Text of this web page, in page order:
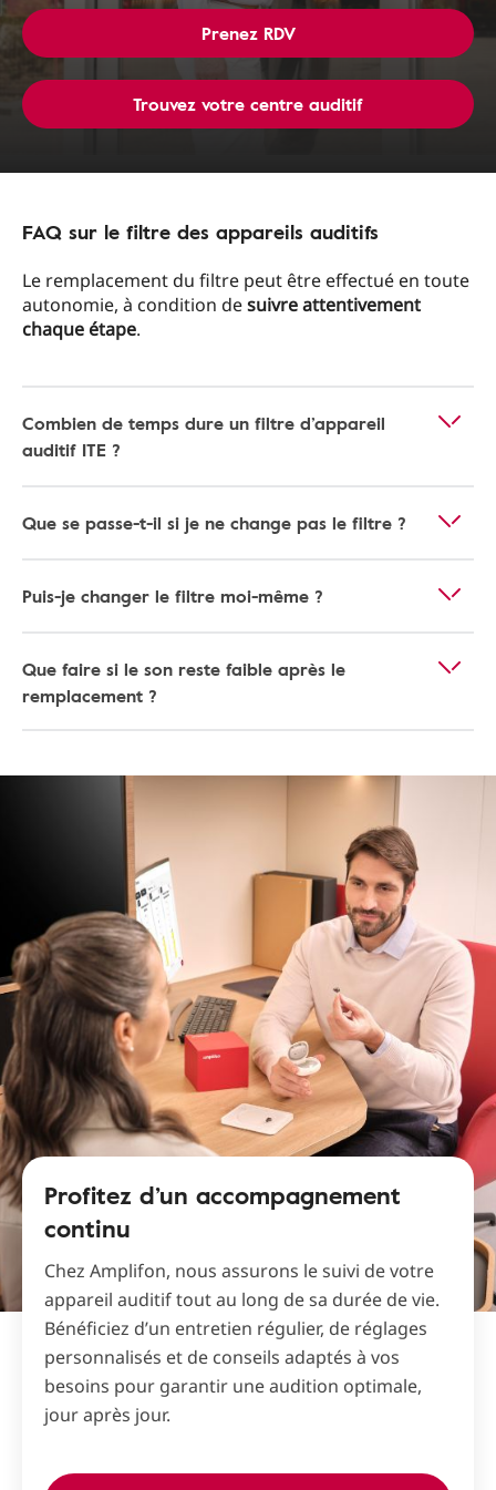
Prenez RDV
Trouvez votre centre auditif
FAQ sur le filtre des appareils auditifs
Le remplacement du filtre peut être effectué en toute
autonomie, à condition desuivre attentivement
chaque étape.
Combien de temps dure un filtre d’appareil
auditif ITE ?
Que se passe-t-il si je ne change pas le filtre ?
Puis-je changer le filtre moi-même ?
Que faire si le son reste faible après le
remplacement ?
Profitez d’un accompagnement
continu
Chez Amplifon, nous assurons le suivi de votre
appareil auditif tout au long de sa durée de vie.
Bénéficiez d’un entretien régulier, de réglages
personnalisés et de conseils adaptés à vos
besoins pour garantir une audition optimale,
jour après jour.